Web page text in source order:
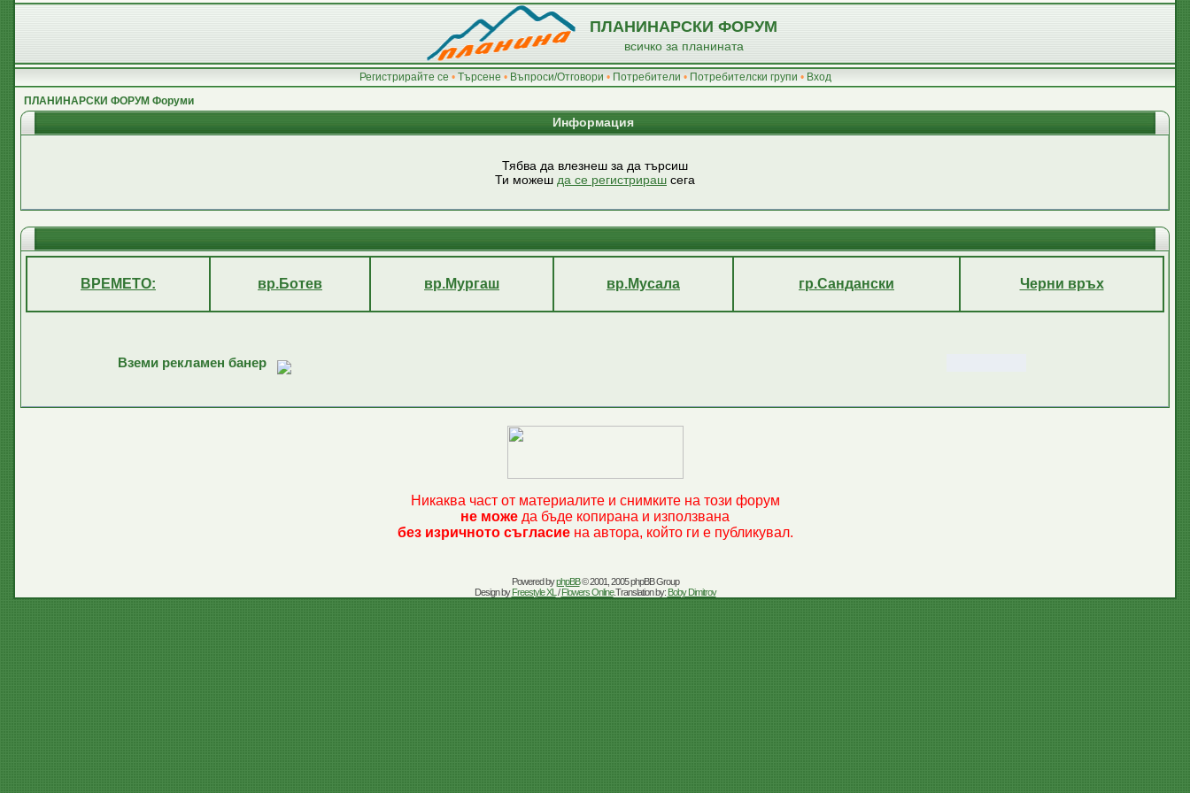
ПЛАНИНАРСКИ ФОРУМ
всичко за планината
Регистрирайте се • Търсене • Въпроси/Отговори • Потребители • Потребителски групи • Вход
ПЛАНИНАРСКИ ФОРУМ Форуми
Информация
Тябва да влезнеш за да търсиш
Ти можеш да се регистрираш сега
ВРЕМЕТО: вр.Ботев вр.Мургаш вр.Мусала гр.Сандански Черни връх
Вземи рекламен банер
Никаква част от материалите и снимките на този форум
не може да бъде копирана и използвана
без изричното съгласиена автора, който ги е публикувал.
Powered byphpBB© 2001, 2005 phpBB Group
Design byFreestyle XL /Flowers Online.Translation by: Boby Dimitrov